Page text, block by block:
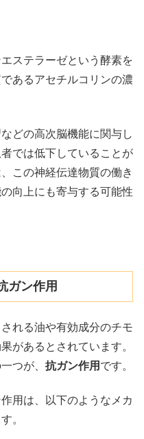
ステラーゼという酵素を
あるアセチルコリンの濃
どの高次脳機能に関与し
では低下していることが
この神経伝達物質の働き
向上にも寄与する可能性
ガン作用
れる油や有効成分のチモ
があるとされています。
つが、 抗ガン作用 です。
用は、以下のようなメカ
。